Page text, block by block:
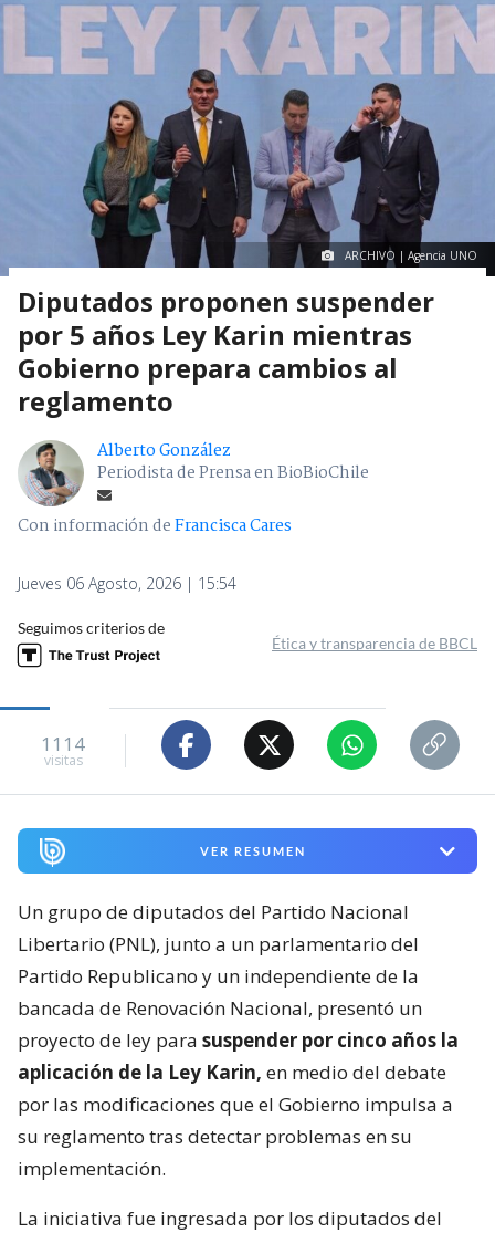
ARCHIVO | Agencia UNO
Diputados proponen suspender
por 5 años Ley Karin mientras
Gobierno prepara cambios al
reglamento
Alberto González
Periodista de Prensa en BioBioChile
Con información deFrancisca Cares
Jueves 06 Agosto, 2026 | 15:54
Seguimos criterios de
Ética y transparencia de BBCL
1114
visitas
VER RESUMEN
Un grupo de diputados del Partido Nacional
Libertario (PNL), junto a un parlamentario del
Partido Republicano y un independiente de la
bancada de Renovación Nacional, presentó un
proyecto de ley para suspender por cinco años la
aplicación de la Ley Karin, en medio del debate
por las modificaciones que el Gobierno impulsa a
su reglamento tras detectar problemas en su
implementación.
La iniciativa fue ingresada por los diputados del